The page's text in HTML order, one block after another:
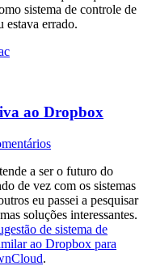
sistema de controle de
estava errado.
ao Dropbox
a ser o futuro do
de vez com os sistemas
eu passei a pesquisar
soluções interessantes.
de sistema de
ao Dropbox para
.